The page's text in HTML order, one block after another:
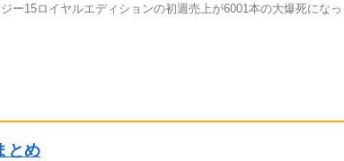
ー15ロイヤルエディションの初週売上が6001本の大爆死になっ
とめ